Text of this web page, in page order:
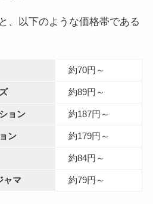
、以下のような価格帯である
約70円～
約89円～
ョン 約187円～
ン 約179円～
約84円～
ャマ 約79円～